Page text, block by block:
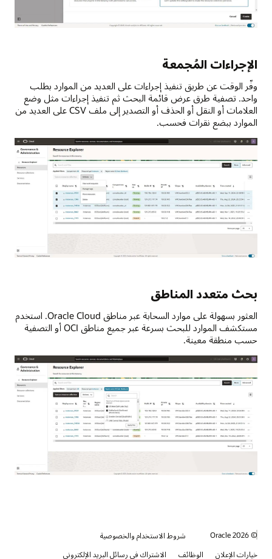
الإجراءات المُجمعة
وفّر الوقت عن طريق تنفيذ إجراءات على العديد من الموارد بطلب
واحد. تصفية طرق عرض قائمة البحث ثم تنفيذ إجراءات مثل وضع
العلامات أو النقل أو الحذف أو التصدير إلى ملف CSV على العديد من
الموارد ببضع نقرات فحسب.
بحث متعدد المناطق
العثور بسهولة على موارد السحابة عبر مناطق Oracle Cloud. استخدم
مستكشف الموارد للبحث بسرعة عبر جميع مناطق OCI أو التصفية
حسب منطقة معينة.
© 2026 Oracle
شروط الاستخدام والخصوصية
خيارات الإعلان
الوظائف الاشتراك في رسائل البريد الإلكتروني